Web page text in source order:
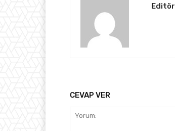
Editör
CEVAP VER